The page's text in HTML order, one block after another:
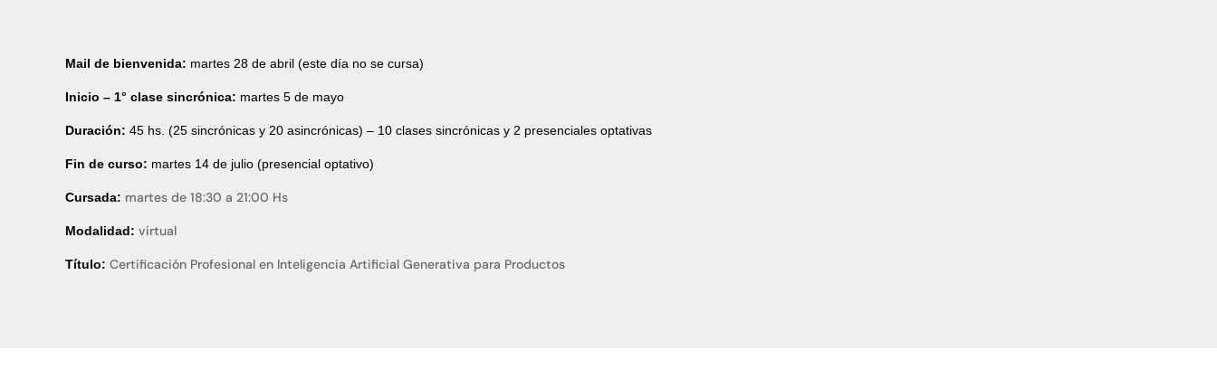
Mail de bienvenida: martes 28 de abril (este día no se cursa)
Inicio – 1° clase sincrónica: martes 5 de mayo
Duración: 45 hs. (25 sincrónicas y 20 asincrónicas) – 10 clases sincrónicas y 2 presenciales optativas
Fin de curso: martes 14 de julio (presencial optativo)
Cursada: martes de 18:30 a 21:00 Hs
Modalidad: virtual
Título: Certificación Profesional en Inteligencia Artificial Generativa para Productos